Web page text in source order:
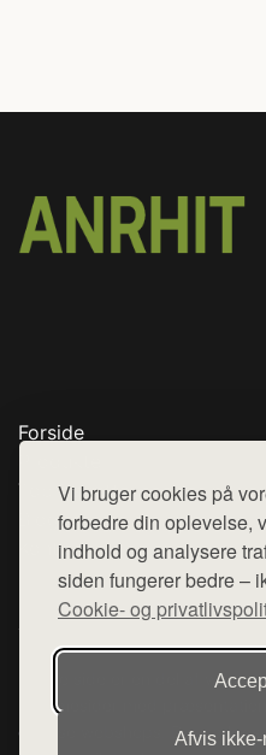
Vi bruger cookies på
forbedre din oplevelse,
indhold og analysere
siden fungerer bedre –
Cookie- og
Afvis
Forside
Top Rabatter
Blog
Kontakt
Denne side er en del af
hjemmesider med
diverse webshops. Der